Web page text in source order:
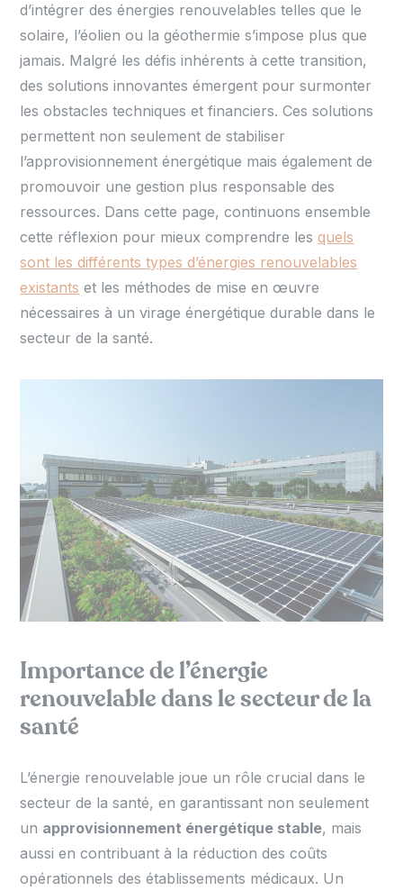
d’intégrer des énergies renouvelables telles que le
solaire, l’éolien ou la géothermie s’impose plus que
jamais. Malgré les défis inhérents à cette transition,
des solutions innovantes émergent pour surmonter
les obstacles techniques et financiers. Ces solutions
permettent non seulement de stabiliser
l’approvisionnement énergétique mais également de
promouvoir une gestion plus responsable des
ressources. Dans cette page, continuons ensemble
cette réflexion pour mieux comprendre lesquels
sont les différents types d’énergies renouvelables
existants et les méthodes de mise en œuvre
nécessaires à un virage énergétique durable dans le
secteur de la santé.
Importance de l’énergie
renouvelable dans le secteur de la
santé
L’énergie renouvelable joue un rôle crucial dans le
secteur de la santé, en garantissant non seulement
un approvisionnement énergétique stable, mais
aussi en contribuant à la réduction des coûts
opérationnels des établissements médicaux. Un